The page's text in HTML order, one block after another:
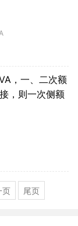
，一、二次额
，则一次侧额
页 尾页